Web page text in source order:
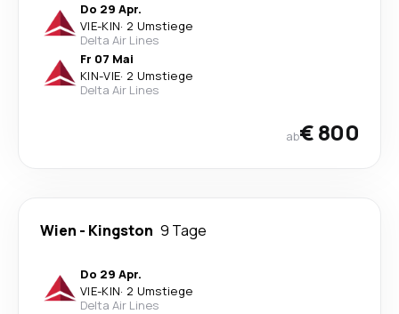
Do 29 Apr.
VIE-KIN· 2 Umstiege
Delta Air Lines
Fr 07 Mai
KIN-VIE· 2 Umstiege
Delta Air Lines
ab€ 800
Wien - Kingston 9 Tage
Do 29 Apr.
VIE-KIN· 2 Umstiege
Delta Air Lines